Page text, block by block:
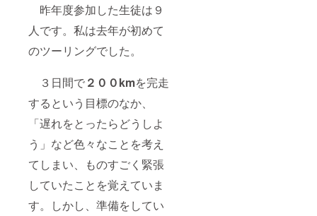
昨年度参加した生徒は９
人です。私は去年が初めて
のツーリングでした。
３日間で２００kmを完走
するという目標のなか、
「遅れをとったらどうしよ
う」など色々なことを考え
てしまい、ものすごく緊張
していたことを覚えていま
す。しかし、準備をしてい